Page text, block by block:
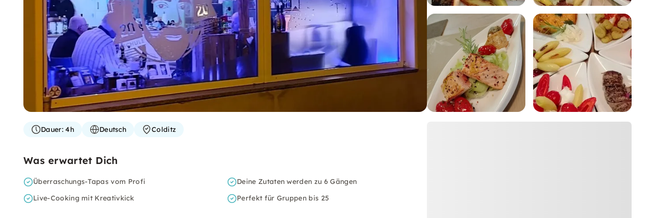
Dauer:4h Deutsch Colditz
Was erwartet Dich
Überraschungs-Tapas vom Profi
Deine Zutaten werden zu 6 Gängen
Live-Cooking mit Kreativkick
Perfekt für Gruppen bis 25